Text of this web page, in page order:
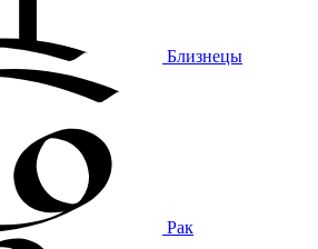
Близнецы
Рак